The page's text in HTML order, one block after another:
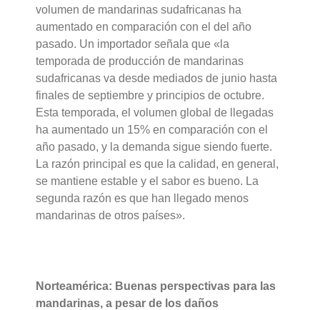
volumen de mandarinas sudafricanas ha
aumentado en comparación con el del año
pasado. Un importador señala que «la
temporada de producción de mandarinas
sudafricanas va desde mediados de junio hasta
finales de septiembre y principios de octubre.
Esta temporada, el volumen global de llegadas
ha aumentado un 15% en comparación con el
año pasado, y la demanda sigue siendo fuerte.
La razón principal es que la calidad, en general,
se mantiene estable y el sabor es bueno. La
segunda razón es que han llegado menos
mandarinas de otros países».
Norteamérica: Buenas perspectivas para las
mandarinas, a pesar de los daños